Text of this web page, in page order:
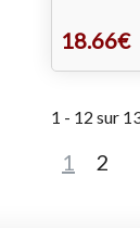
18.66€
1 - 12 sur
1 2